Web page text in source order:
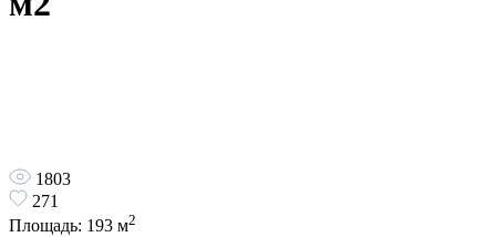
1803
271
Площадь: 193 м2